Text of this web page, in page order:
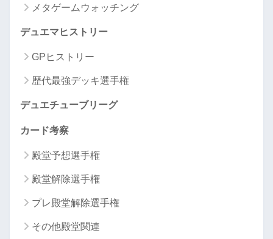
メタゲームウォッチング
デュエマヒストリー
GPヒストリー
歴代最強デッキ選手権
デュエチューブリーグ
カード考察
殿堂予想選手権
殿堂解除選手権
プレ殿堂解除選手権
その他殿堂関連